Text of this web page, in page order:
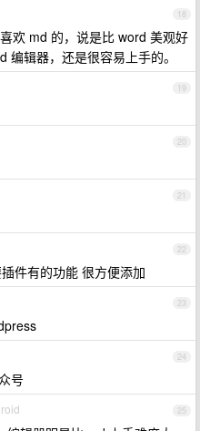
18
欢 md 的，说是比 word 美观好
编辑器，还是很容易上手的。
19
20
21
22
件有的功能 很方便添加
23
24
号
25